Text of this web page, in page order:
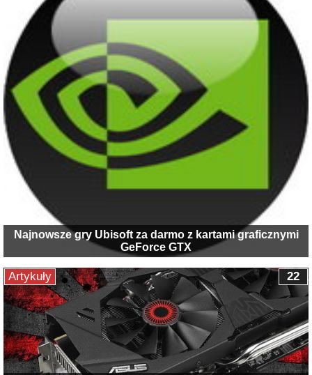
Najnowsze gry Ubisoft za darmo z kartami graficznymi
GeForce GTX
22
Artykuły